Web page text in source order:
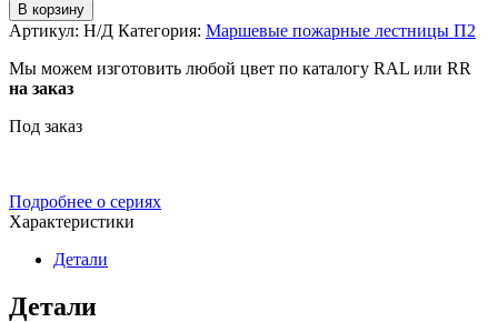
В корзину
Артикул: Н/Д Категория: Маршевые пожарные лестницы П2
Мы можем изготовить любой цвет по каталогу RAL или RR
на заказ
Под заказ
Подробнее о сериях
Характеристики
Детали
Детали